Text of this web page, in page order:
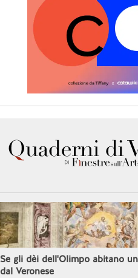
Se gli dèi dell'Olimpo abitano
dal Veronese